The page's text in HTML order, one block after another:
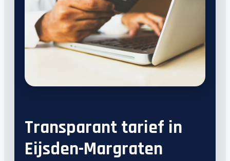
Transparant tarief in
Eijsden-Margraten